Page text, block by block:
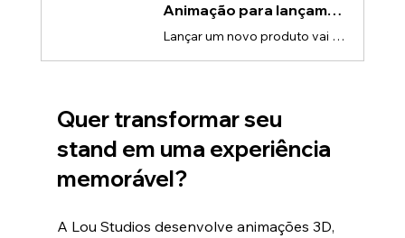
Animação para lançamentos de produtos: Como criar mais impacto e valor percebido
Lançar um novo produto vai muito além de simplesmente apresentá-lo ao mercado.Hoje, empresas precisam criar expectativa, gerar impacto visual e transmitir inovação desde o primeiro contato com o público.Em um cenário altamente competitivo, a forma como o produto é apresentado influencia diretamente: • percepção de valor, • engajamento, • interesse do cliente, • e até a decisão de compra.É exatamente por isso que as animações 3D vêm se tornando uma das ferramentas mais poderosas para lançamentos
Quer transformar seu
stand em uma experiência
memorável?
A Lou Studios desenvolve animações 3D,